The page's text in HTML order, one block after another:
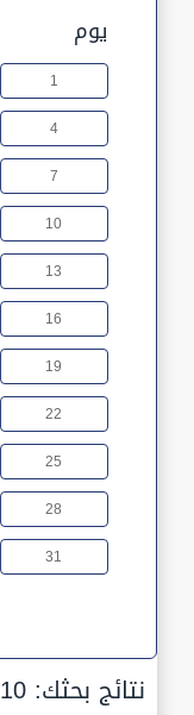
يوم
1
4
7
10
13
16
19
22
25
28
31
نتائج بحثك:10 مقالات